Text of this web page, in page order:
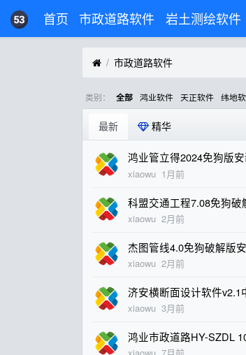
首页 市政道路软件 岩土测绘软件
市政道路软件
类别： 全部 鸿业软件 天正软件 纬地
最新 精华
鸿业管立得2024免狗版
xiaowu 1月前
科盟交通工程7.08免狗
xiaowu 2月前
杰图管线4.0免狗破解版
xiaowu 2月前
济安横断面设计软件v2.1
xiaowu 3月前
鸿业市政道路HY-SZDL